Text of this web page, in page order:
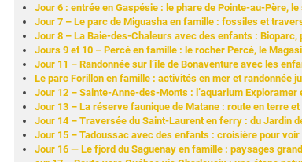
Jour 6 : entrée en Gaspésie : le phare de Pointe-au-Père,
Jour 7 – Le parc de Miguasha en famille : fossiles et
Jour 8 – La Baie-des-Chaleurs avec des enfants : Bioparc,
Jours 9 et 10 – Percé en famille : le rocher Percé, le
Jour 11 – Randonnée sur l’île de Bonaventure avec les
Le parc Forillon en famille : activités en mer et randonnée
Jour 12 – Sainte-Anne-des-Monts : l’aquarium Exploramer
Jour 13 – La réserve faunique de Matane : route en terre
Jour 14 – Traversée du Saint-Laurent en ferry : du Jardin
Jour 15 – Tadoussac avec des enfants : croisière pour
Jour 16 — Le fjord du Saguenay en famille : paysages